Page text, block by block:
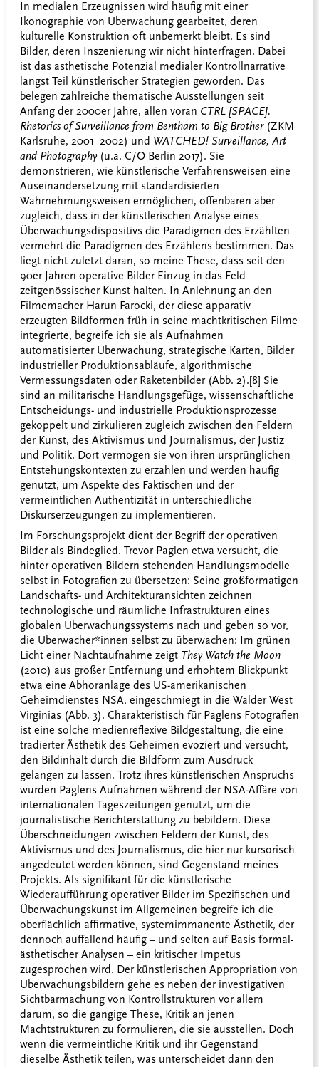
In medialen Erzeugnissen wird häufig mit einer
Ikonographie von Überwachung gearbeitet, deren
kulturelle Konstruktion oft unbemerkt bleibt. Es sind
Bilder, deren Inszenierung wir nicht hinterfragen. Dabei
ist das ästhetische Potenzial medialer Kontrollnarrative
längst Teil künstlerischer Strategien geworden. Das
belegen zahlreiche thematische Ausstellungen seit
Anfang der 2000er Jahre, allen voran CTRL [SPACE].
Rhetorics of Surveillance from Bentham to Big Brother (ZKM
Karlsruhe, 2001–2002) und WATCHED! Surveillance, Art
and Photography(u.a. C/O Berlin 2017). Sie
demonstrieren, wie künstlerische Verfahrensweisen eine
Auseinandersetzung mit standardisierten
Wahrnehmungsweisen ermöglichen, offenbaren aber
zugleich, dass in der künstlerischen Analyse eines
Überwachungsdispositivs die Paradigmen des Erzählten
vermehrt die Paradigmen des Erzählens bestimmen. Das
liegt nicht zuletzt daran, so meine These, dass seit den
90er Jahren operative Bilder Einzug in das Feld
zeitgenössischer Kunst halten. In Anlehnung an den
Filmemacher Harun Farocki, der diese apparativ
erzeugten Bildformen früh in seine machtkritischen Filme
integrierte, begreife ich sie als Aufnahmen
automatisierter Überwachung, strategische Karten, Bilder
industrieller Produktionsabläufe, algorithmische
Vermessungsdaten oder Raketenbilder (Abb. 2).[8] Sie
sind an militärische Handlungsgefüge, wissenschaftliche
Entscheidungs- und industrielle Produktionsprozesse
gekoppelt und zirkulieren zugleich zwischen den Feldern
der Kunst, des Aktivismus und Journalismus, der Justiz
und Politik. Dort vermögen sie von ihren ursprünglichen
Entstehungskontexten zu erzählen und werden häufig
genutzt, um Aspekte des Faktischen und der
vermeintlichen Authentizität in unterschiedliche
Diskurserzeugungen zu implementieren.
Im Forschungsprojekt dient der Begriff der operativen
Bilder als Bindeglied. Trevor Paglen etwa versucht, die
hinter operativen Bildern stehenden Handlungsmodelle
selbst in Fotografien zu übersetzen: Seine großformatigen
Landschafts- und Architekturansichten zeichnen
technologische und räumliche Infrastrukturen eines
globalen Überwachungssystems nach und geben so vor,
die Überwacher*innen selbst zu überwachen: Im grünen
Licht einer Nachtaufnahme zeigt They Watch the Moon
(2010) aus großer Entfernung und erhöhtem Blickpunkt
etwa eine Abhöranlage des US-amerikanischen
Geheimdienstes NSA, eingeschmiegt in die Wälder West
Virginias (Abb. 3). Charakteristisch für Paglens Fotografien
ist eine solche medienreflexive Bildgestaltung, die eine
tradierter Ästhetik des Geheimen evoziert und versucht,
den Bildinhalt durch die Bildform zum Ausdruck
gelangen zu lassen. Trotz ihres künstlerischen Anspruchs
wurden Paglens Aufnahmen während der NSA-Affäre von
internationalen Tageszeitungen genutzt, um die
journalistische Berichterstattung zu bebildern. Diese
Überschneidungen zwischen Feldern der Kunst, des
Aktivismus und des Journalismus, die hier nur kursorisch
angedeutet werden können, sind Gegenstand meines
Projekts. Als signifikant für die künstlerische
Wiederaufführung operativer Bilder im Spezifischen und
Überwachungskunst im Allgemeinen begreife ich die
oberflächlich affirmative, systemimmanente Ästhetik, der
dennoch auffallend häufig – und selten auf Basis formal-
ästhetischer Analysen – ein kritischer Impetus
zugesprochen wird. Der künstlerischen Appropriation von
Überwachungsbildern gehe es neben der investigativen
Sichtbarmachung von Kontrollstrukturen vor allem
darum, so die gängige These, Kritik an jenen
Machtstrukturen zu formulieren, die sie ausstellen. Doch
wenn die vermeintliche Kritik und ihr Gegenstand
dieselbe Ästhetik teilen, was unterscheidet dann den